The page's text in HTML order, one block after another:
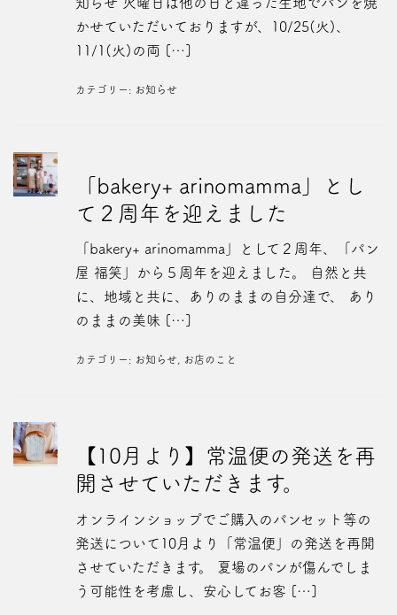
かせていただいておりますが、10/25(火)、
11/1(火)の両 […]
カテゴリー: お知らせ
「bakery+ arinomamma」とし
て２周年を迎えました
「bakery+ arinomamma」として２周年、「パン
屋 福笑」から５周年を迎えました。 自然と共
に、地域と共に、ありのままの自分達で、 あり
のままの美味 […]
カテゴリー: お知らせ お店のこと
【10月より】常温便の発送を再
開させていただきます。
オンラインショップでご購入のパンセット等の
発送について10月より「常温便」の発送を再開
させていただきます。 夏場のパンが傷んでしま
う可能性を考慮し、安心してお客 […]